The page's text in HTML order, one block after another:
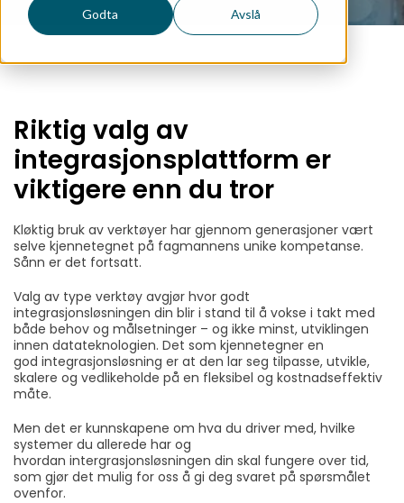
Godta Avslå
Riktig valg av
integrasjonsplattform er
viktigere enn du tror
Kløktig bruk av verktøyer har gjennom generasjoner vært
selve kjennetegnet på fagmannens unike kompetanse.
Sånn er det fortsatt.
Valg av type verktøy avgjør hvor godt
integrasjonsløsningen din blir i stand til å vokse i takt med
både behov og målsetninger – og ikke minst, utviklingen
innen datateknologien. Det som kjennetegner en
god integrasjonsløsning er at den lar seg tilpasse, utvikle,
skalere og vedlikeholde på en fleksibel og kostnadseffektiv
måte.
Men det er kunnskapene om hva du driver med, hvilke
systemer du allerede har og
hvordan intergrasjonsløsningen din skal fungere over tid,
som gjør det mulig for oss å gi deg svaret på spørsmålet
ovenfor.